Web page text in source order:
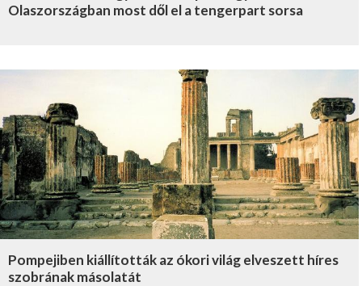
Olaszországban most dől el a tengerpart sorsa
Pompejiben kiállították az ókori világ elveszett híres
szobrának másolatát